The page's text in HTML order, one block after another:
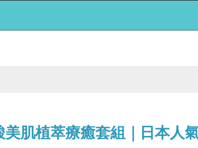
肌植萃療癒套組｜日本